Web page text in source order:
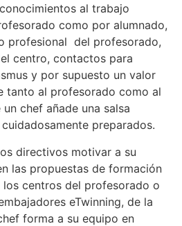
al trabajo
como por alumnado,
profesional del profesorado,
centro, contactos para
y por supuesto un valor
tanto al profesorado como al
chef añade una salsa
preparados.
directivos motivar a su
las propuestas de formación
los centros del profesorado o
eTwinning, de la
forma a su equipo en